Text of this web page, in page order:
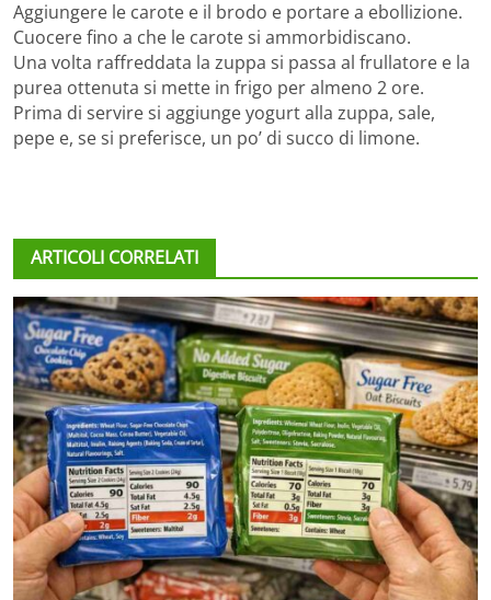
Aggiungere le carote e il brodo e portare a ebollizione.
Cuocere fino a che le carote si ammorbidiscano.
Una volta raffreddata la zuppa si passa al frullatore e la
purea ottenuta si mette in frigo per almeno 2 ore.
Prima di servire si aggiunge yogurt alla zuppa, sale,
pepe e, se si preferisce, un po’ di succo di limone.
ARTICOLI CORRELATI